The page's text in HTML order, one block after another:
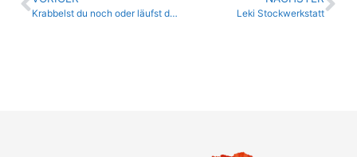
Krabbelst du noch oder läufst du schon? Leki Stockwerkstatt